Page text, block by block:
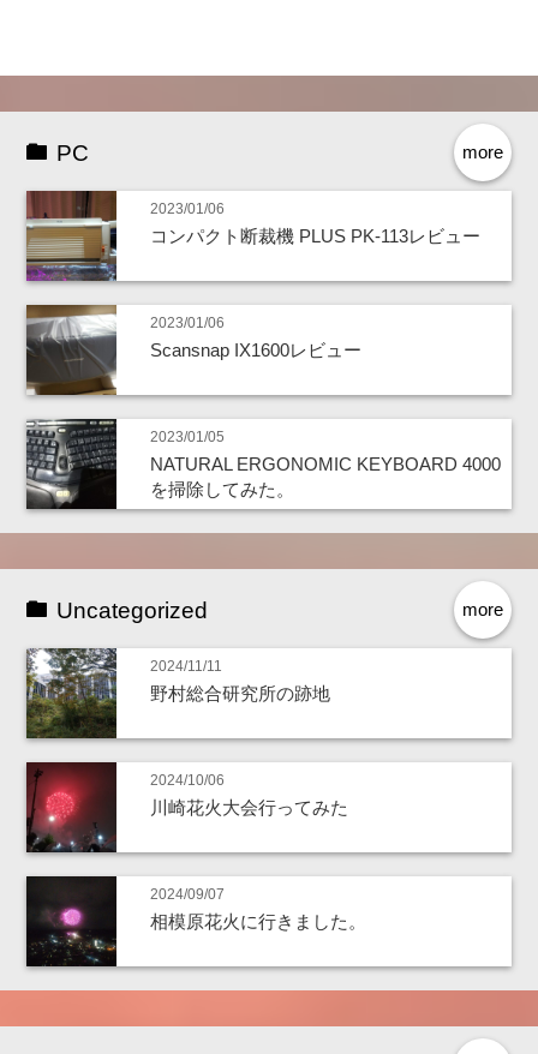
more
PC
2023/01/06
コンパクト断裁機 PLUS PK-113レビュー
2023/01/06
Scansnap IX1600レビュー
2023/01/05
NATURAL ERGONOMIC KEYBOARD 4000
を掃除してみた。
more
Uncategorized
2024/11/11
野村総合研究所の跡地
2024/10/06
川崎花火大会行ってみた
2024/09/07
相模原花火に行きました。